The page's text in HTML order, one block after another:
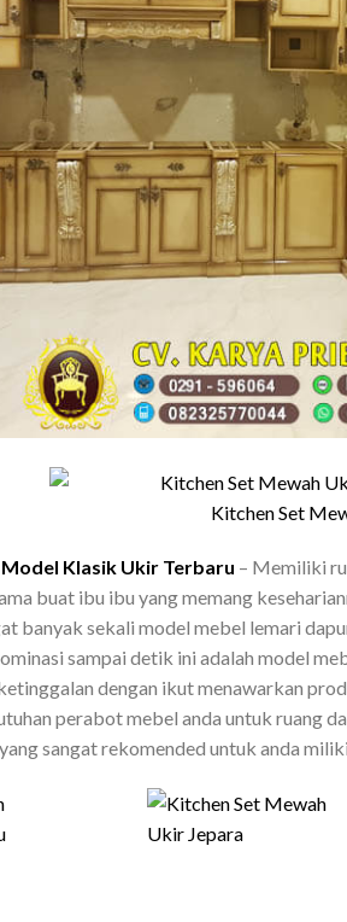
Kitchen Set
Klasik Ukir Terbaru – Memiliki
buat ibu ibu yang memang
banyak sekali model mebel lemari
sampai detik ini adalah model
dengan ikut menawarkan
perabot mebel anda untuk ruang
sangat rekomended untuk anda